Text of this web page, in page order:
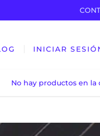
INICIAR
No hay productos en la